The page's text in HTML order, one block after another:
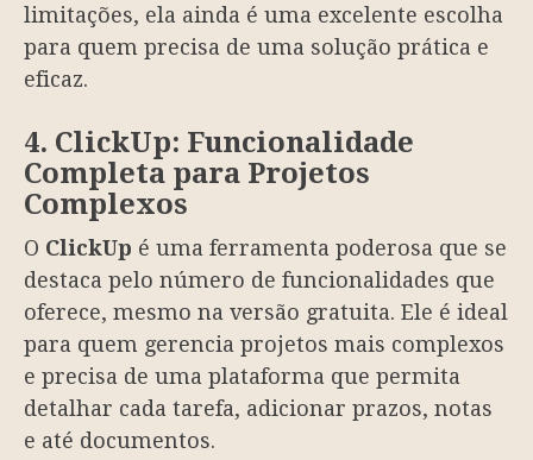
limitações, ela ainda é uma excelente escolha
para quem precisa de uma solução prática e
eficaz.
4. ClickUp: Funcionalidade
Completa para Projetos
Complexos
O ClickUp é uma ferramenta poderosa que se
destaca pelo número de funcionalidades que
oferece, mesmo na versão gratuita. Ele é ideal
para quem gerencia projetos mais complexos
e precisa de uma plataforma que permita
detalhar cada tarefa, adicionar prazos, notas
e até documentos.